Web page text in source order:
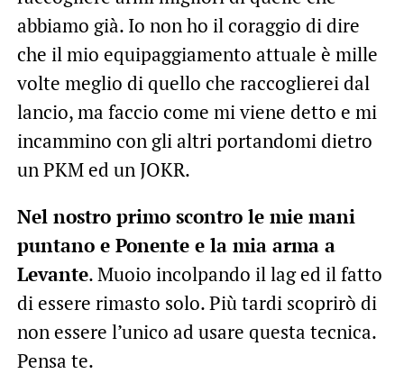
abbiamo già. Io non ho il coraggio di dire
che il mio equipaggiamento attuale è mille
volte meglio di quello che raccoglierei dal
lancio, ma faccio come mi viene detto e mi
incammino con gli altri portandomi dietro
un PKM ed un JOKR.
Nel nostro primo scontro le mie mani
puntano e Ponente e la mia arma a
Levante. Muoio incolpando il lag ed il fatto
di essere rimasto solo. Più tardi scoprirò di
non essere l’unico ad usare questa tecnica.
Pensa te.